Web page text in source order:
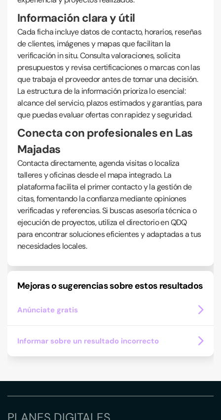
Información clara y útil
Cada ficha incluye datos de contacto, horarios, reseñas
de clientes, imágenes y mapas que facilitan la
verificación in situ. Consulta valoraciones, solicita
presupuestos y revisa certificaciones o marcas con las
que trabaja el proveedor antes de tomar una decisión.
La estructura de la información prioriza lo esencial:
alcance del servicio, plazos estimados y garantías, para
que puedas evaluar ofertas con rapidez y seguridad.
Conecta con profesionales en Las
Majadas
Contacta directamente, agenda visitas o localiza
talleres y oficinas desde el mapa integrado. La
plataforma facilita el primer contacto y la gestión de
citas, fomentando la confianza mediante opiniones
verificadas y referencias. Si buscas asesoría técnica o
ejecución de proyectos, utiliza el directorio en QDQ
para encontrar soluciones eficientes y adaptadas a tus
necesidades locales.
Mejoras o sugerencias sobre estos resultados
Anúnciate gratis
Informar sobre un resultado incorrecto